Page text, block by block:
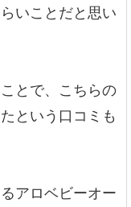
いことだと思い
とで、こちらの
という口コミも
アロベビーオー